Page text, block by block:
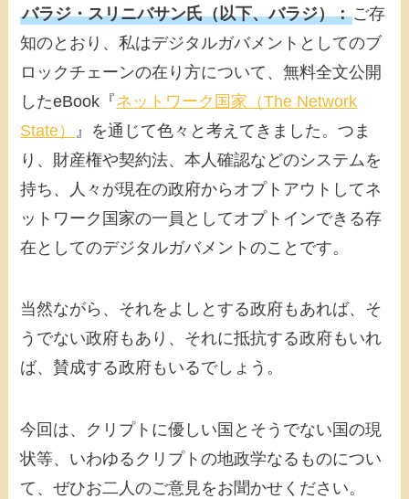
バラジ・スリニバサン氏（以下、バラジ）：ご存
知のとおり、私はデジタルガバメントとしてのブ
ロックチェーンの在り方について、無料全文公開
したeBook『ネットワーク国家（The Network
State）
』を通じて色々と考えてきました。つま
り、財産権や契約法、本人確認などのシステムを
持ち、人々が現在の政府からオプトアウトしてネ
ットワーク国家の一員としてオプトインできる存
在としてのデジタルガバメントのことです。
当然ながら、それをよしとする政府もあれば、そ
うでない政府もあり、それに抵抗する政府もいれ
ば、賛成する政府もいるでしょう。
今回は、クリプトに優しい国とそうでない国の現
状等、いわゆるクリプトの地政学なるものについ
て、ぜひお二人のご意見をお聞かせください。